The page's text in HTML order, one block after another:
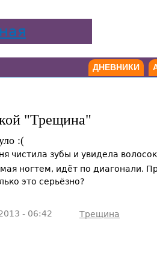
ДНЕВНИКИ
"Трещина"
:(
чистила зубы и увидела
ногтем, идёт по диагонали.
это серьёзно?
- 06:42 Трещина